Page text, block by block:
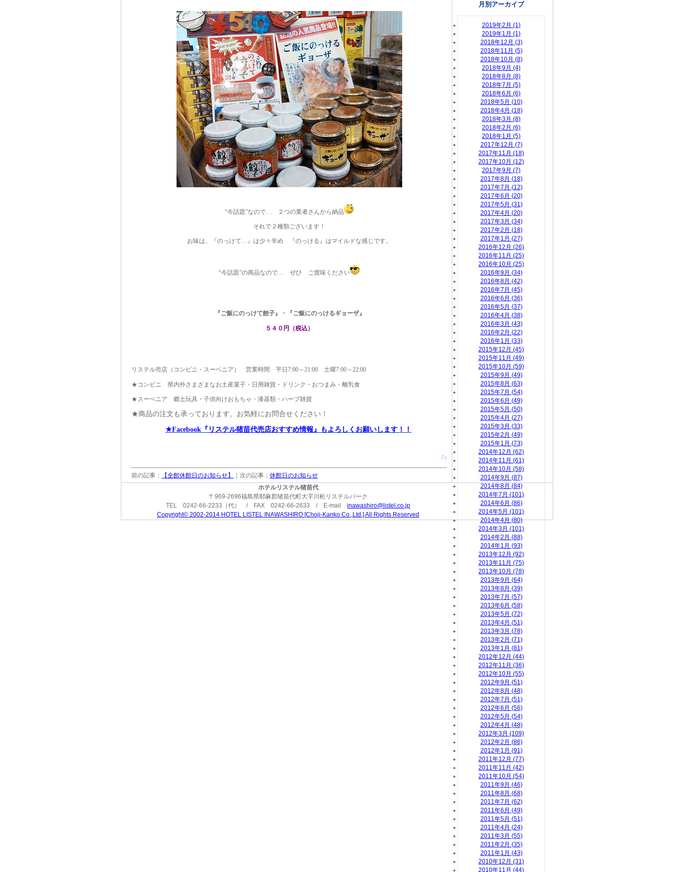
月別アーカイブ
2019年2月 (1)
2019年1月 (1)
2018年12月 (3)
2018年11月 (5)
2018年10月 (8)
2018年9月 (4)
2018年8月 (8)
2018年7月 (5)
2018年6月 (6)
2018年5月 (10)
2018年4月 (18)
2018年3月 (8)
2018年2月 (6)
2018年1月 (5)
2017年12月 (7)
2017年11月 (18)
2017年10月 (12)
2017年9月 (7)
2017年8月 (18)
2017年7月 (12)
2017年6月 (20)
2017年5月 (31)
2017年4月 (20)
2017年3月 (34)
2017年2月 (18)
2017年1月 (27)
2016年12月 (26)
2016年11月 (25)
2016年10月 (25)
2016年9月 (34)
2016年8月 (42)
2016年7月 (45)
2016年6月 (36)
2016年5月 (37)
2016年4月 (38)
2016年3月 (43)
2016年2月 (22)
2016年1月 (33)
2015年12月 (45)
2015年11月 (49)
2015年10月 (59)
2015年9月 (49)
2015年8月 (63)
2015年7月 (54)
2015年6月 (49)
2015年5月 (50)
2015年4月 (27)
2015年3月 (33)
2015年2月 (49)
2015年1月 (73)
2014年12月 (62)
2014年11月 (61)
2014年10月 (58)
2014年9月 (87)
2014年8月 (84)
2014年7月 (101)
2014年6月 (86)
2014年5月 (101)
2014年4月 (80)
2014年3月 (101)
2014年2月 (88)
2014年1月 (93)
2013年12月 (92)
2013年11月 (75)
2013年10月 (78)
2013年9月 (64)
2013年8月 (39)
2013年7月 (57)
2013年6月 (58)
2013年5月 (72)
2013年4月 (51)
2013年3月 (78)
2013年2月 (71)
2013年1月 (81)
2012年12月 (44)
2012年11月 (36)
2012年10月 (55)
2012年9月 (51)
2012年8月 (48)
2012年7月 (51)
2012年6月 (56)
2012年5月 (54)
2012年4月 (48)
2012年3月 (109)
2012年2月 (86)
2012年1月 (91)
2011年12月 (77)
2011年11月 (42)
2011年10月 (54)
2011年9月 (46)
2011年8月 (68)
2011年7月 (62)
2011年6月 (49)
2011年5月 (51)
2011年4月 (24)
2011年3月 (55)
2011年2月 (35)
2011年1月 (43)
2010年12月 (31)
2010年11月 (44)
“今話題”なので… ２つの業者さんから納品
それで２種類ございます！
お味は、『のっけて…』は少々辛め 『のっける』はマイルドな感じです。
“今話題”の商品なので… ぜひ ご賞味ください
『ご飯にのっけて餃子』・ 『ご飯にのっけるギョーザ』
５４０ 円（税込）
リステル売店（コンビニ・スーベニア） 営業時間 平日 7:00～21:00 土曜7:00～22:00
★コンビニ 県内外さまざまなお土産菓子・日用雑貨・ドリンク・おつまみ・離乳食
★スーベニア 郷土玩具・子供向けおもちゃ・漆器類・ハーブ雑貨
★商品の注文も承っております。お気軽にお問合せください！
★Facebook『 リステル猪苗代売店おすすめ情報』もよろしくお願いします！！
J's
前の記事： 【全館休館日のお知らせ】 ｜次の記事： 休館日のお知らせ
ホテルリステル猪苗代
〒969-2696福島県耶麻郡猪苗代町大字川桁リステルパーク
TEL 0242-66-2233（代） / FAX 0242-66-2633 / E-mail inawashiro@listel.co.jp
Copyright© 2002-2014 HOTEL LISTEL INAWASHIRO [Choji-Kanko Co.,Ltd.] All Rights Reserved